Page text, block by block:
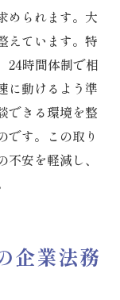
められます。大
えています。特
24時間体制で相
に動けるよう準
できる環境を整
です。この取り
安を軽減し、
企業法務